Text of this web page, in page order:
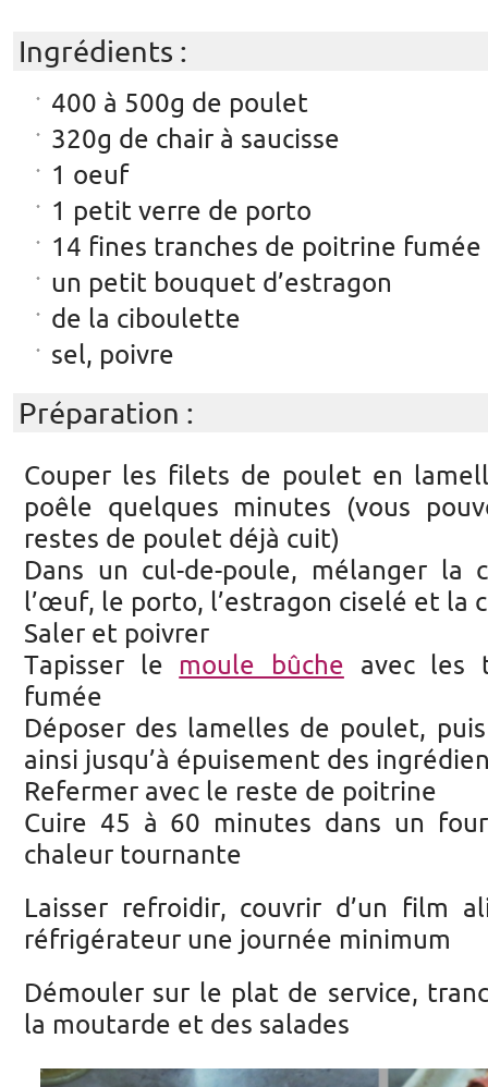
Ingrédients :
400 à 500g de poulet
320g de chair à saucisse
1 oeuf
1 petit verre de porto
14 fines tranches de poitrine fumée
un petit bouquet d’estragon
de la ciboulette
sel, poivre
Préparation :
Couper les filets de poulet en
poêle quelques minutes (vous
restes de poulet déjà cuit)
Dans un cul-de-poule, mélanger la
l’œuf, le porto, l’estragon ciselé et la
Saler et poivrer
Tapisser le moule bûche avec les
fumée
Déposer des lamelles de poulet,
ainsi jusqu’à épuisement des
Refermer avec le reste de poitrine
Cuire 45 à 60 minutes dans un
chaleur tournante
Laisser refroidir, couvrir d’un film
réfrigérateur une journée minimum
Démouler sur le plat de service,
la moutarde et des salades